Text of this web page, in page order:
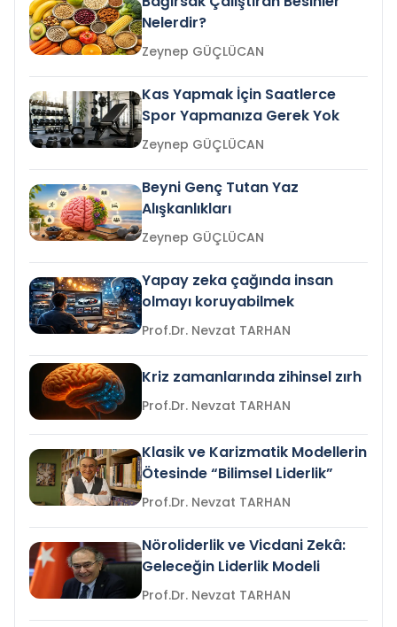
Nelerdir?
Zeynep GÜÇLÜCAN
Kas Yapmak İçin Saatlerce
Spor Yapmanıza Gerek Yok
Zeynep GÜÇLÜCAN
Beyni Genç Tutan Yaz
Alışkanlıkları
Zeynep GÜÇLÜCAN
Yapay zeka çağında insan
olmayı koruyabilmek
Prof.Dr. Nevzat TARHAN
Kriz zamanlarında zihinsel zırh
Prof.Dr. Nevzat TARHAN
Klasik ve Karizmatik Modellerin
Ötesinde “Bilimsel Liderlik”
Prof.Dr. Nevzat TARHAN
Nöroliderlik ve Vicdani Zekâ:
Geleceğin Liderlik Modeli
Prof.Dr. Nevzat TARHAN